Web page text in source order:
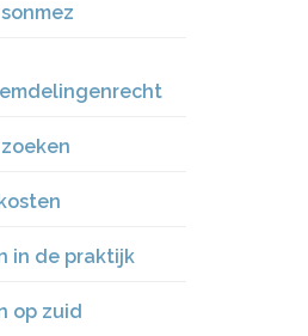
in de praktijk
op zuid